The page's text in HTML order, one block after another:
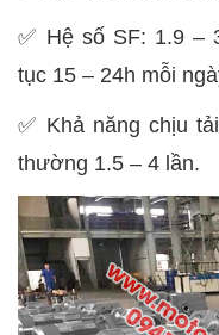
✅ Hệ số SF: 1.9 –
tục 15 – 24h mỗi
✅ Khả năng chịu
thường 1.5 – 4 lần.